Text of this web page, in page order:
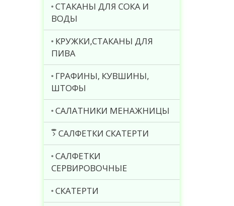
СТАКАНЫ ДЛЯ СОКА И
ВОДЫ
КРУЖКИ,СТАКАНЫ ДЛЯ
ПИВА
ГРАФИНЫ, КУВШИНЫ,
ШТОФЫ
САЛАТНИКИ МЕНАЖНИЦЫ
САЛФЕТКИ СКАТЕРТИ
САЛФЕТКИ
СЕРВИРОВОЧНЫЕ
СКАТЕРТИ